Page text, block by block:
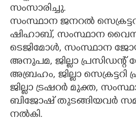
സംസാരിച്ചു.
സംസ്ഥാന ജനറൽ
ഷിഹാബ്, സംസ്ഥാന വൈസ്
ടെജിമോൾ, സംസ്ഥാന
അനുപമ, ജില്ലാ
അബ്രഹം, ജില്ലാ സെക്രട്ടറി
ജില്ലാ ട്രഷറർ മുക്ത,
ബിജോഷ് തുടങ്ങിയവർ
നൽകി.